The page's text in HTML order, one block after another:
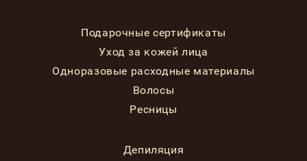
Подарочные сертификаты
Уход за кожей лица
Одноразовые расходные материалы
Волосы
Ресницы
Депиляция